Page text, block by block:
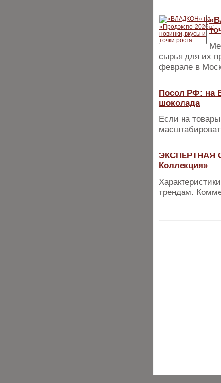
сырья для их
феврале в
Посол РФ: на
шоколада
Если на
ЭКСПЕРТНАЯ
Коллекция»
трендам.